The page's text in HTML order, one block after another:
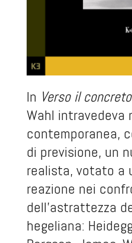
In Verso il concreto
Wahl
contemporanea,
di previsione, un
realista, votato a
reazione nei
dell’astrattezza
hegeliana: